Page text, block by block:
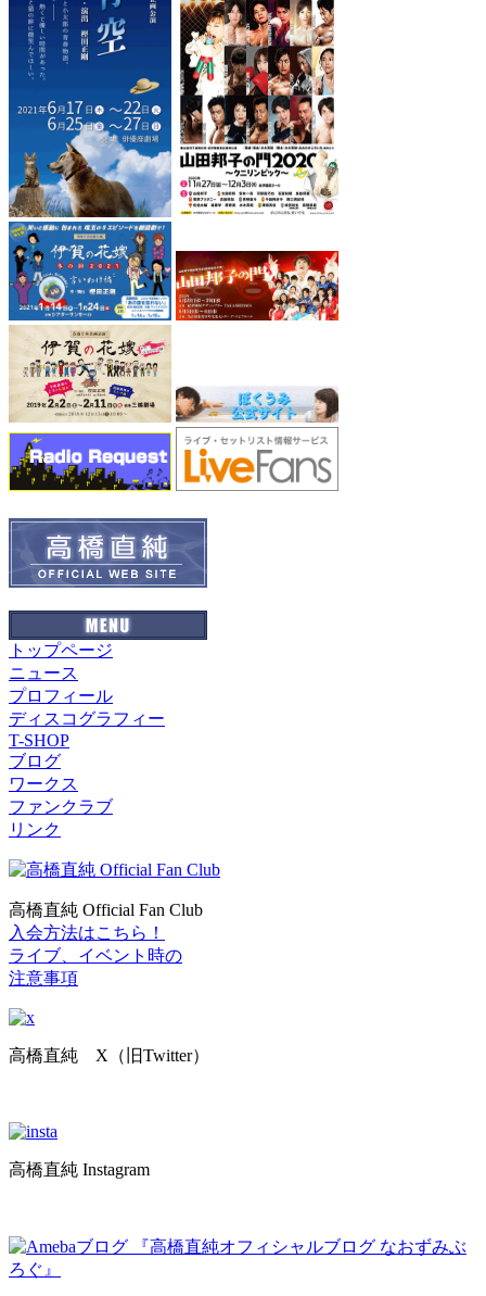
トップページ
ニュース
プロフィール
ディスコグラフィー
T-SHOP
ブログ
ワークス
ファンクラブ
リンク
高橋直純 Official Fan Club
入会方法はこちら！
ライブ、イベント時の
注意事項
高橋直純 X（旧Twitter）
高橋直純 Instagram